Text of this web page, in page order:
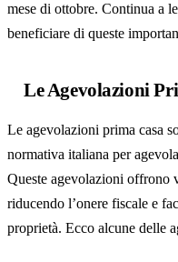
mese di ottobre. Continua a
beneficiare di queste
Le Agevolazioni
Le agevolazioni prima casa
normativa italiana per
Queste agevolazioni offrono
riducendo l’onere fiscale e
proprietà. Ecco alcune delle